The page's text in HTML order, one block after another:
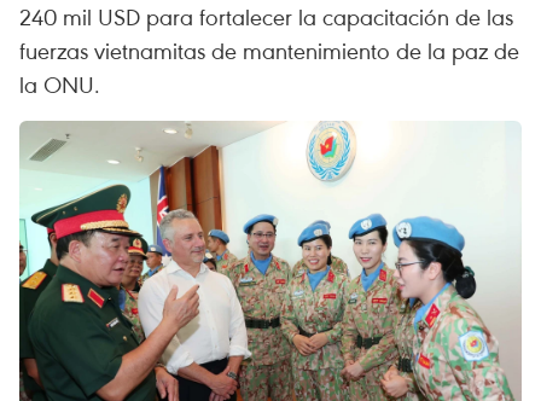
240 mil USD para fortalecer la capacitación de las
fuerzas vietnamitas de mantenimiento de la paz de
la ONU.